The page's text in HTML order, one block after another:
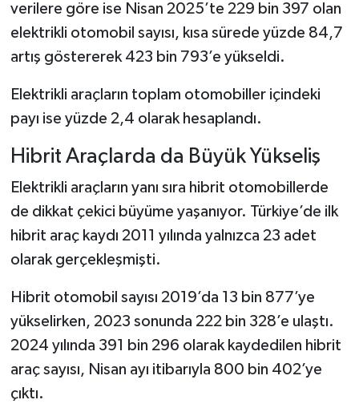
verilere göre ise Nisan 2025’te 229 bin 397 olan
elektrikli otomobil sayısı, kısa sürede yüzde 84,7
artış göstererek 423 bin 793’e yükseldi.
Elektrikli araçların toplam otomobiller içindeki
payı ise yüzde 2,4 olarak hesaplandı.
Hibrit Araçlarda da Büyük Yükseliş
Elektrikli araçların yanı sıra hibrit otomobillerde
de dikkat çekici büyüme yaşanıyor. Türkiye’de ilk
hibrit araç kaydı 2011 yılında yalnızca 23 adet
olarak gerçekleşmişti.
Hibrit otomobil sayısı 2019’da 13 bin 877’ye
yükselirken, 2023 sonunda 222 bin 328’e ulaştı.
2024 yılında 391 bin 296 olarak kaydedilen hibrit
araç sayısı, Nisan ayı itibarıyla 800 bin 402’ye
çıktı.